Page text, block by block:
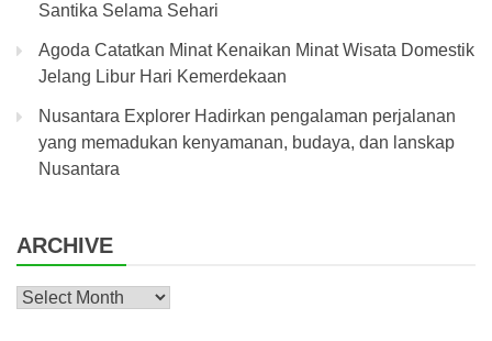
Santika Selama Sehari
Agoda Catatkan Minat Kenaikan Minat Wisata Domestik
Jelang Libur Hari Kemerdekaan
Nusantara Explorer Hadirkan pengalaman perjalanan
yang memadukan kenyamanan, budaya, dan lanskap
Nusantara
ARCHIVE
Archive